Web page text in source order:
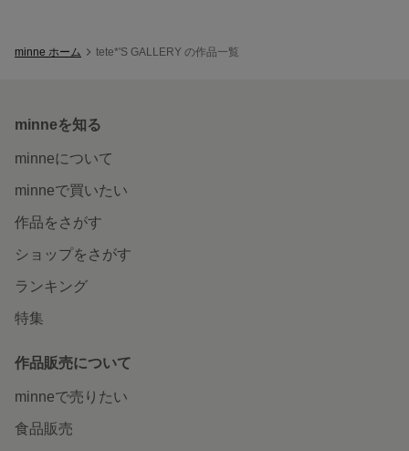
minne ホーム tete*'S GALLERY の作品一覧
minneを知る
minneについて
minneで買いたい
作品をさがす
ショップをさがす
ランキング
特集
作品販売について
minneで売りたい
食品販売